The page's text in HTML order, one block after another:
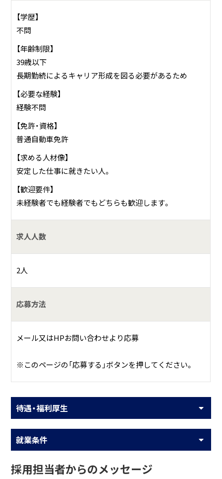
業務は幅広い仕事となる為、スキル、キャリアアップ、またプ
ライベートでの安心、安定な生活を考えている方を社員とし
て採用。
【学歴】
不問
【年齢制限】
39歳以下
長期勤続によるキャリア形成を図る必要があるため
【必要な経験】
経験不問
【免許・資格】
普通自動車免許
【求める人材像】
安定した仕事に就きたい人。
【歓迎要件】
未経験者でも経験者でもどちらも歓迎します。
求人人数
2人
応募方法
メール又はHPお問い合わせより応募
※このページの「応募する」ボタンを押してください。
待遇・福利厚生
就業条件
採用担当者からのメッセージ